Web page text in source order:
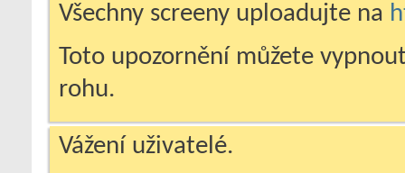
Všechny screeny uploadujte na
Toto upozornění můžete
rohu.
Vážení uživatelé.